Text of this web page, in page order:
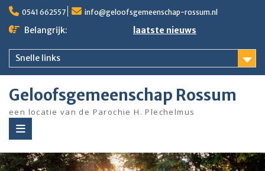
Ga
naar
0541 662557 info@geloofsgemeenschap-rossum.nl
Belangrijk: laatste nieuws
Snelle links
Geloofsgemeenschap Rossum
een locatie van de Parochie H. Plechelmus